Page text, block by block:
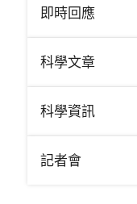
即時回應
科學文章
科學資訊
記者會